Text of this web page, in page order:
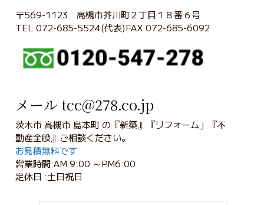
〒569-1123 高槻市芥川町２丁目１８番６号
TEL 072-685-5524(代表)FAX 072-685-6092
メール tcc@278.co.jp
茨木市 高槻市 島本町 の『新築』『リフォーム」『不
動産全般』ご相談ください。
お見積無料です
営業時間:AM 9:00 ～PM6:00
定休日 :土日祝日